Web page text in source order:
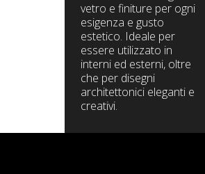
vetro e finiture per ogni
esigenza e gusto
estetico. Ideale per
essere utilizzato in
interni ed esterni, oltre
che per disegni
architettonici eleganti e
creativi.